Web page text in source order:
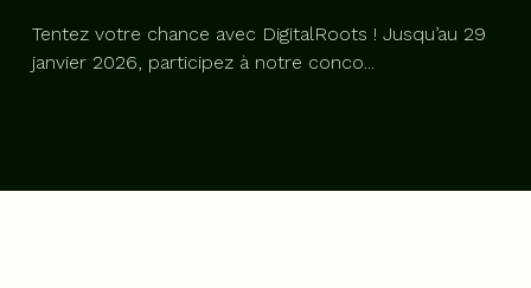
Tentez votre chance avec DigitalRoots ! Jusqu’au 29
janvier 2026, participez à notre conco...